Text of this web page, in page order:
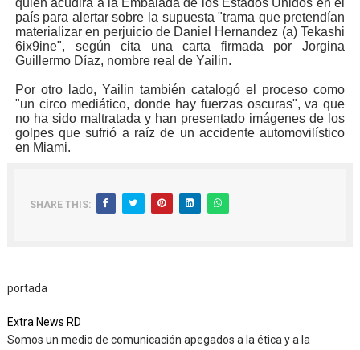
quien acudirá a la Embaiada de los Estados Unidos en el
país para alertar sobre la supuesta "trama que pretendían
materializar en perjuicio de Daniel Hernandez (a) Tekashi
6ix9ine", según cita una carta firmada por Jorgina
Guillermo Díaz, nombre real de Yailin.
Por otro lado, Yailin también catalogó el proceso como
"un circo mediático, donde hay fuerzas oscuras", va que
no ha sido maltratada y han presentado imágenes de los
golpes que sufrió a raíz de un accidente automovilístico
en Miami.
SHARE THIS:
portada
Extra News RD
Somos un medio de comunicación apegados a la ética y a la